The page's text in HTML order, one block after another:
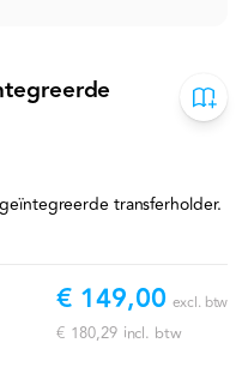
transferholder.
€ 149,00 excl. btw
€ 180,29 incl. btw